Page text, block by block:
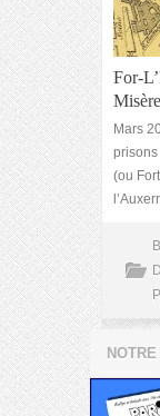
For-
Mars
prisons
(ou